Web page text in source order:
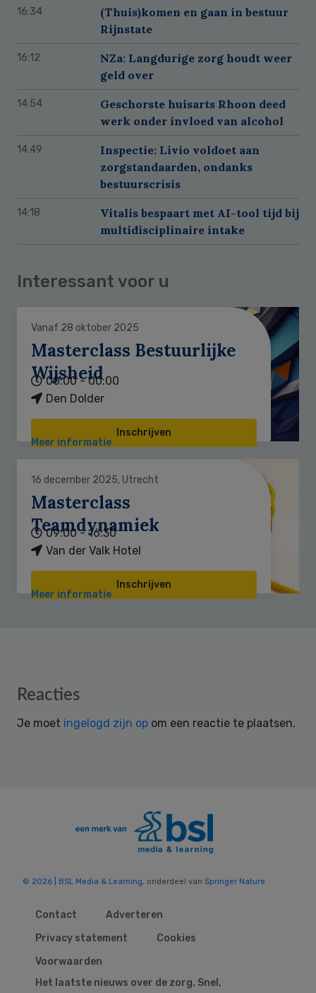
16:34
(Thuis)komen en gaan in bestuur
Rijnstate
16:12
NZa: Langdurige zorg houdt weer
geld over
14:54
Geschorste huisarts Rhoon deed
werk onder invloed van alcohol
14:49
Inspectie: Livio voldoet aan
zorgstandaarden, ondanks
bestuurscrisis
14:18
Vitalis bespaart met AI-tool tijd bij
multidisciplinaire intake
Interessant voor u
Vanaf 28 oktober 2025
Masterclass Bestuurlijke
Wijsheid
00:00 - 00:00
Den Dolder
Inschrijven
Meer informatie
16 december 2025, Utrecht
Masterclass
Teamdynamiek
09:00 - 16:30
Van der Valk Hotel
Inschrijven
Meer informatie
Reader
Reacties
Je moet ingelogd zijn op om een reactie te plaatsen.
© 2026 | BSL Media & Learning, onderdeel van Springer Nature
Contact
Adverteren
Privacy statement
Cookies
Voorwaarden
Het laatste nieuws over de zorg. Snel,